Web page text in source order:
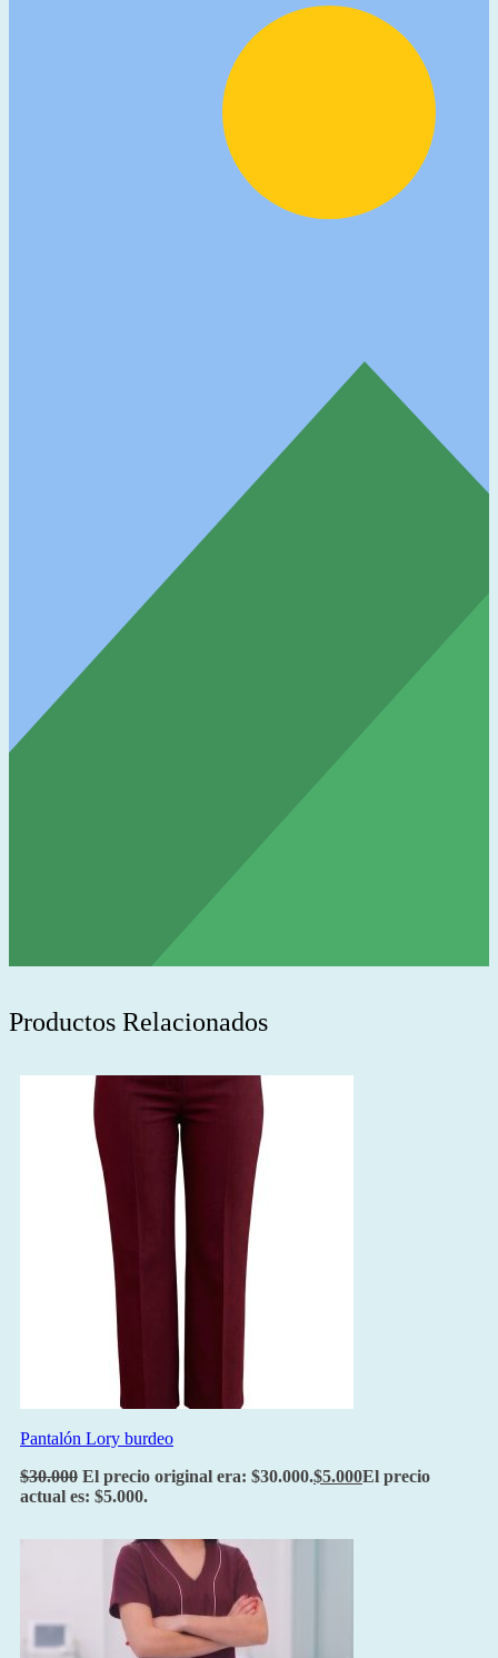
Productos Relacionados
Pantalón Lory burdeo
$30.000 El precio original era: $30.000.$5.000El precio
actual es: $5.000.